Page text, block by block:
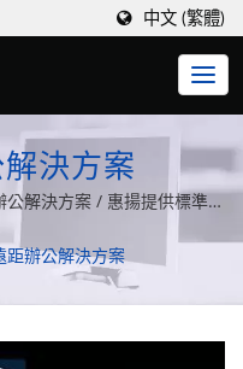
中文 (繁體)
決方案
解決方案 / 惠揚提供標準電
計各類客製化的軟、硬體系
距辦公解決方案